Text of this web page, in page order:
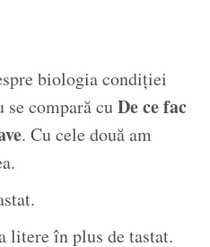
biologia condiției
se compară cuDe ce fac
. Cu cele două am
litere în plus de tastat.